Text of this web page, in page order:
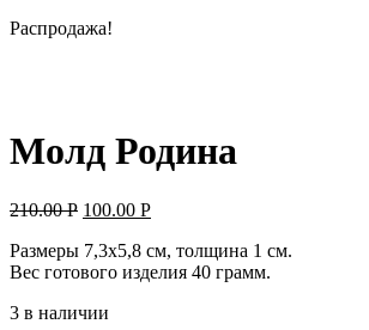
Распродажа!
Молд Родина
210.00Р Original
was:
210.00 руб..
100.00 РCurrent
is:
100.00 руб..
Размеры 7,3х5,8 см, толщина 1 см.
Вес готового изделия 40 грамм.
3 в наличии